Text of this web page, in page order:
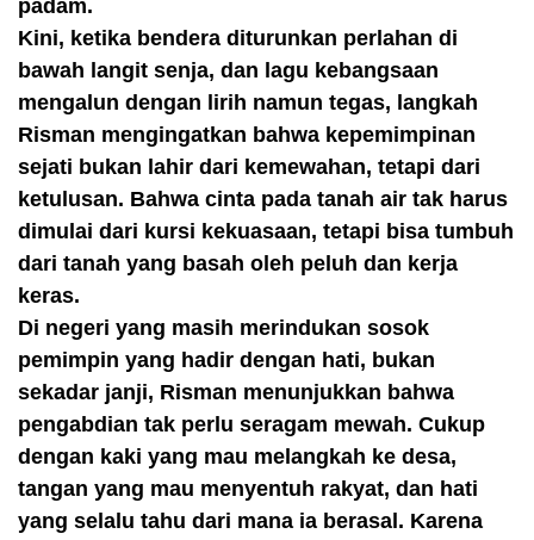
padam.
Kini, ketika bendera diturunkan perlahan di
bawah langit senja, dan lagu kebangsaan
mengalun dengan lirih namun tegas, langkah
Risman mengingatkan bahwa kepemimpinan
sejati bukan lahir dari kemewahan, tetapi dari
ketulusan. Bahwa cinta pada tanah air tak harus
dimulai dari kursi kekuasaan, tetapi bisa tumbuh
dari tanah yang basah oleh peluh dan kerja
keras.
Di negeri yang masih merindukan sosok
pemimpin yang hadir dengan hati, bukan
sekadar janji, Risman menunjukkan bahwa
pengabdian tak perlu seragam mewah. Cukup
dengan kaki yang mau melangkah ke desa,
tangan yang mau menyentuh rakyat, dan hati
yang selalu tahu dari mana ia berasal. Karena